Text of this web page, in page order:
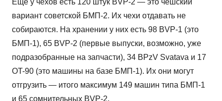
Еще у чехов есть 120 штук BVP-2 — это чешский
вариант советской БМП-2. Их чехи отдавать не
собираются. На хранении у них есть 98 BVP-1 (это
БМП-1), 65 BVP-2 (первые выпуски, возможно, уже
подразобранные на запчасти), 34 BPzV Svatava и 17
OT-90 (это машины на базе БМП-1). Их они могут
отгрузить — итого максимум 149 машин типа БМП-1
и 65 сомнительных BVP-2.